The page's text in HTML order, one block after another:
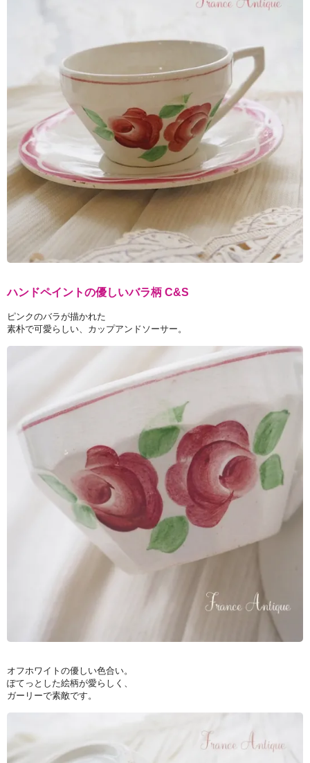
ハンドペイントの優しいバラ柄 C&S
ピンクのバラが描かれた
素朴で可愛らしい、カップアンドソーサー。
オフホワイトの優しい色合い。
ぽてっとした絵柄が愛らしく、
ガーリーで素敵です。